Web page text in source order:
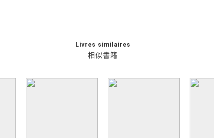
相似書籍
Livres similaires